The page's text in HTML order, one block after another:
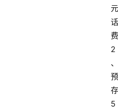
元
话
费
2
、
预
存
5